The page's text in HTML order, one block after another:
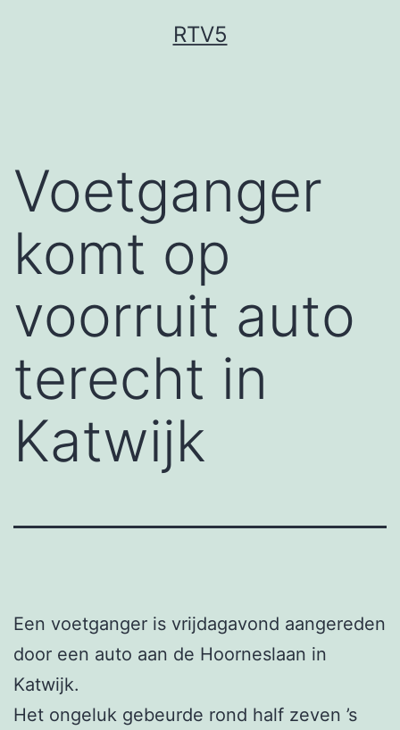
RTV5
Voetganger
komt op
voorruit auto
terecht in
Katwijk
Een voetganger is vrijdagavond aangereden
door een auto aan de Hoorneslaan in
Katwijk.
Het ongeluk gebeurde rond half zeven ’s